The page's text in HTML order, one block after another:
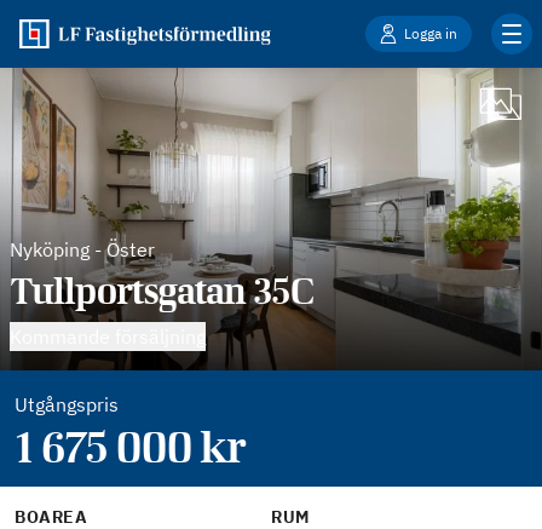
Logga in
Nyköping -Öster
Tullportsgatan 35C
Utgångspris
1 675 000kr
BOAREA
RUM